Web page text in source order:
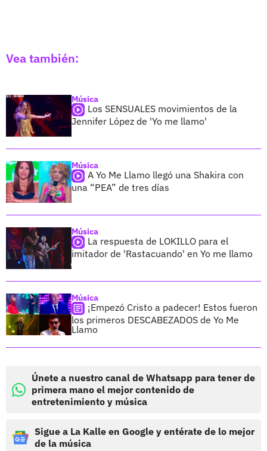
Vea también:
Música
Los SENSUALES movimientos de la
Jennifer López de 'Yo me llamo'
Música
A Yo Me Llamo llegó una Shakira con
una “PEA” de tres días
Música
La respuesta de LOKILLO para el
imitador de 'Rastacuando' en Yo me llamo
Música
¡Empezó Cristo a padecer! Estos fueron
los primeros DESCABEZADOS de Yo Me
Llamo
Únete a nuestro canal de Whatsapp para tener de
primera mano el mejor contenido de
entretenimiento y música
Sigue a La Kalle en Google y entérate de lo mejor
de la música